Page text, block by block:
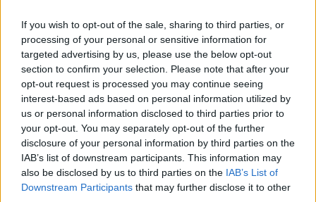
If you wish to opt-out of the sale, sharing to third parties, or
processing of your personal or sensitive information for
targeted advertising by us, please use the below opt-out
section to confirm your selection. Please note that after your
opt-out request is processed you may continue seeing
interest-based ads based on personal information utilized by
us or personal information disclosed to third parties prior to
your opt-out. You may separately opt-out of the further
disclosure of your personal information by third parties on the
IAB’s list of downstream participants. This information may
also be disclosed by us to third parties on the IAB’s List of
Downstream Participants that may further disclose it to other